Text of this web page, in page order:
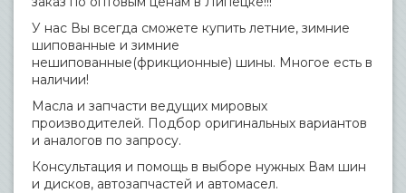
У нас Вы всегда сможете купить летние, зимние
шипованные и зимние
нешипованные(фрикционные) шины. Многое есть в
наличии!
Масла и запчасти ведущих мировых
производителей. Подбор оригинальных вариантов
и аналогов по запросу.
Консультация и помощь в выборе нужных Вам шин
и дисков, автозапчастей и автомасел.